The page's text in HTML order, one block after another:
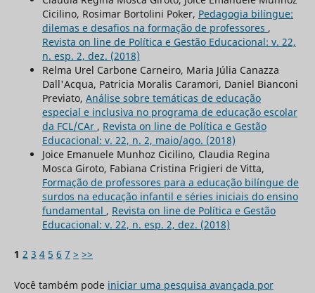
Cicilino, Rosimar Bortolini Poker, Pedagogia bilíngue:
dilemas e desafios na formação de professores ,
Revista on line de Política e Gestão Educacional: v. 22,
n. esp. 2, dez. (2018)
Relma Urel Carbone Carneiro, Maria Júlia Canazza
Dall'Acqua, Patricia Moralis Caramori, Daniel Bianconi
Previato, Análise sobre temáticas de educação
especial e inclusiva no programa de educação escolar
da FCL/CAr , Revista on line de Política e Gestão
Educacional: v. 22, n. 2, maio/ago. (2018)
Joice Emanuele Munhoz Cicilino, Claudia Regina
Mosca Giroto, Fabiana Cristina Frigieri de Vitta,
Formação de professores para a educação bilíngue de
surdos na educação infantil e séries iniciais do ensino
fundamental , Revista on line de Política e Gestão
Educacional: v. 22, n. esp. 2, dez. (2018)
1 2 3 4 5 6 7 > >>
Você também pode iniciar uma pesquisa avançada por